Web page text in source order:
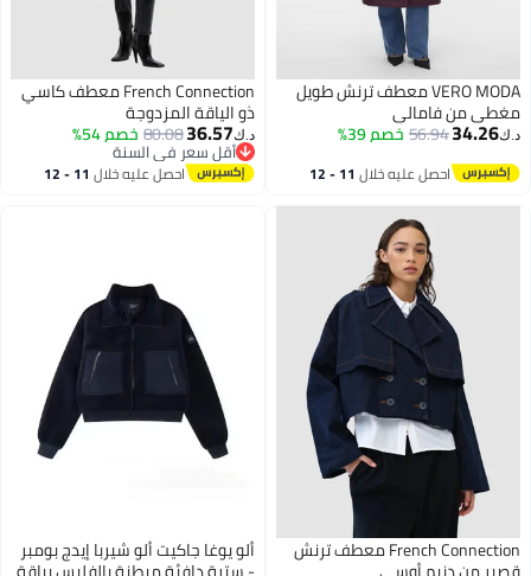
VERO MODA معطف ترنش طويل
مغطى من فامالي
د.ك‏34.26
56.94خصم 39%
احصل عليه خلال 11 - 12
French Connection معطف كاسي
ذو الياقة المزدوجة
د.ك‏36.57
80.08خصم 54%
أقل سعر في السنة
أقل سعر في السنة
احصل عليه خلال 11 - 12
French Connection معطف ترنش ألو يوغا جاكيت ألو شيربا إيدج بومبر